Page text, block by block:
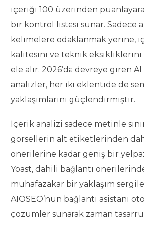
içeriği 100 üzerinden
bir kontrol listesi sunar. Sadece
kelimelere odaklanmak yerine,
kalitesini ve teknik
ele alır. 2026’da devreye giren
analizler, her iki eklentide de
yaklaşımlarını güçlendirmiştir.
İçerik analizi sadece metinle
görsellerin alt etiketlerinden
önerilerine kadar geniş bir
Yoast, dahili bağlantı
muhafazakar bir yaklaşım
AIOSEO’nun bağlantı asistanı
çözümler sunarak zaman